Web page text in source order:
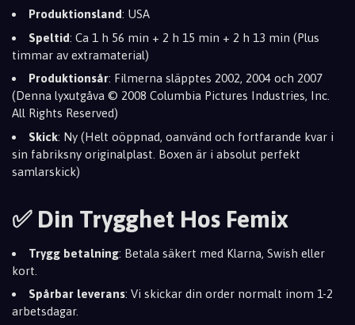
Produktionsland: USA
Speltid: Ca 1 h 56 min + 2 h 15 min + 2 h 13 min (Plus
timmar av extramaterial)
Produktionsår: Filmerna släpptes 2002, 2004 och 2007
(Denna lyxutgåva © 2008 Columbia Pictures Industries, Inc.
All Rights Reserved)
Skick: Ny (Helt oöppnad, oanvänd och fortfarande kvar i
sin fabriksny originalplast. Boxen är i absolut perfekt
samlarskick)
✅ Din Trygghet Hos Femix
Trygg betalning: Betala säkert med Klarna, Swish eller
kort.
Spårbar leverans: Vi skickar din order normalt inom 1-2
arbetsdagar.